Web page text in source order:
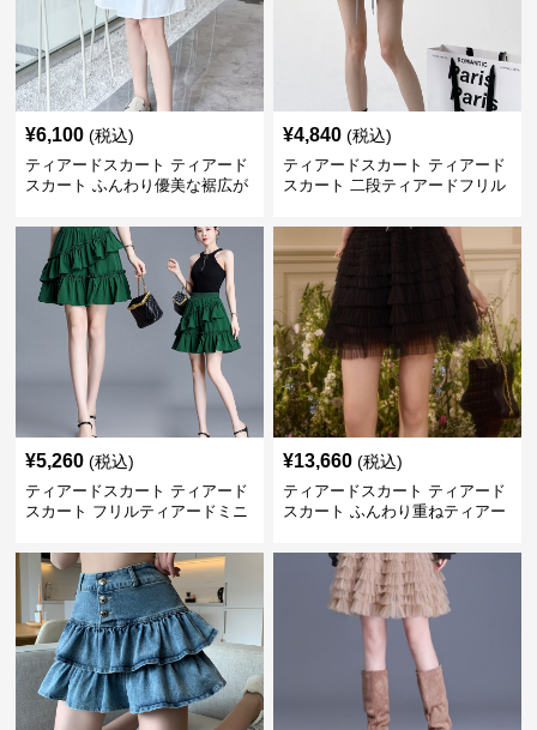
¥6,100 (税込)
ティアードスカート ティアード
スカート ふんわり優美な裾広が
¥4,840 (税込)
ティアードスカート ティアード
スカート 二段ティアードフリル
¥5,260 (税込)
ティアードスカート ティアード
スカート フリルティアードミニ
¥13,660 (税込)
ティアードスカート ティアード
スカート ふんわり重ねティアー